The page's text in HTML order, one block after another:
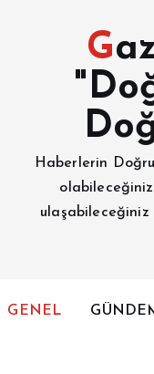
Gazojen.com:
Haberlerin
GENEL